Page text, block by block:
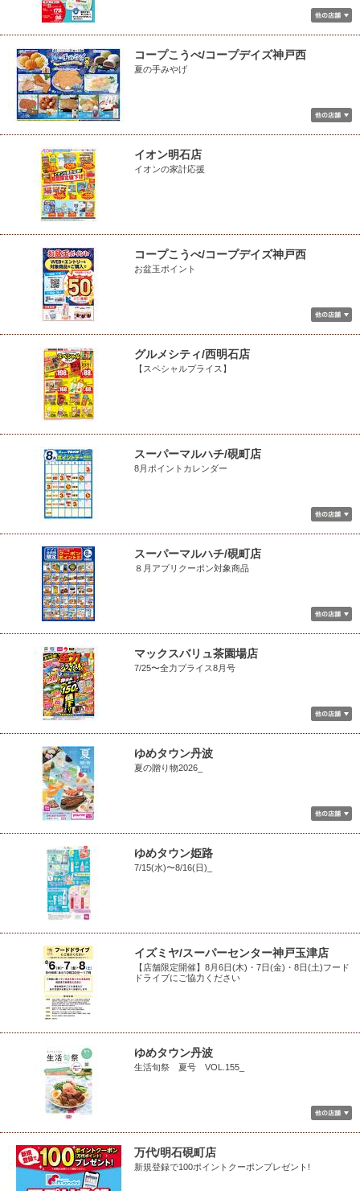
コープこうべ/コープデイズ神戸西
夏の手みやげ
イオン明石店
イオンの家計応援
コープこうべ/コープデイズ神戸西
お盆玉ポイント
グルメシティ/西明石店
【スペシャルプライス】
スーパーマルハチ/硯町店
8月ポイントカレンダー
スーパーマルハチ/硯町店
８月アプリクーポン対象商品
マックスバリュ茶園場店
7/25〜全力プライス8月号
ゆめタウン丹波
夏の贈り物2026_
ゆめタウン姫路
7/15(水)〜8/16(日)_
イズミヤ/スーパーセンター神戸玉津店
【店舗限定開催】8月6日(木)・7日(金)・8日(土)フード
ドライブにご協力ください
ゆめタウン丹波
生活旬祭 夏号 VOL.155_
万代/明石硯町店
新規登録で100ポイントクーポンプレゼント!